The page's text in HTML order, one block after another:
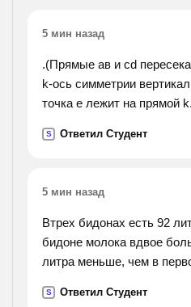
stops at the station. 7.we
london.8.the gardener cuts
comes home.10.the
5 мин назад
.(Прямые ав и cd
k-ось симметрии
точка е лежит на прямой
угла аоd.).
S Ответил Студент
5 мин назад
Втрех бидонах есть 92
бидоне молока вдвое
литра меньше, чем в
S Ответил Студент